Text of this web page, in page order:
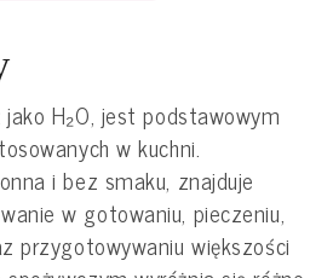
H₂O, jest podstawowym
w kuchni.
i bez smaku, znajduje
w gotowaniu, pieczeniu,
przygotowywaniu większości